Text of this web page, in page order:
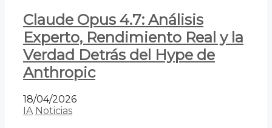
Claude Opus 4.7: Análisis
Experto, Rendimiento Real y la
Verdad Detrás del Hype de
Anthropic
18/04/2026
IA Noticias